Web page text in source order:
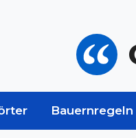
Bauernregeln